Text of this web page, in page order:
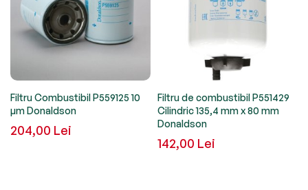
Filtru Combustibil P559125 10
µm Donaldson
204,00 Lei
Filtru de combustibil P551429
Cilindric 135,4 mm x 80 mm
Donaldson
142,00 Lei